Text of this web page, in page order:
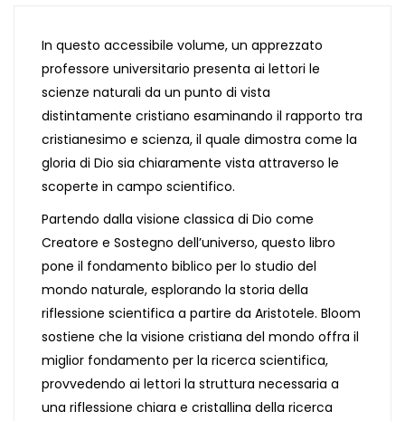
In questo accessibile volume, un apprezzato
professore universitario presenta ai lettori le
scienze naturali da un punto di vista
distintamente cristiano esaminando il rapporto tra
cristianesimo e scienza, il quale dimostra come la
gloria di Dio sia chiaramente vista attraverso le
scoperte in campo scientifico.
Partendo dalla visione classica di Dio come
Creatore e Sostegno dell’universo, questo libro
pone il fondamento biblico per lo studio del
mondo naturale, esplorando la storia della
riflessione scientifica a partire da Aristotele. Bloom
sostiene che la visione cristiana del mondo offra il
miglior fondamento per la ricerca scientifica,
provvedendo ai lettori la struttura necessaria a
una riflessione chiara e cristallina della ricerca